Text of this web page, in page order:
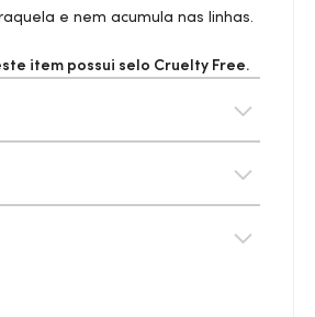
e nem acumula nas linhas.
item possui selo Cruelty Free.